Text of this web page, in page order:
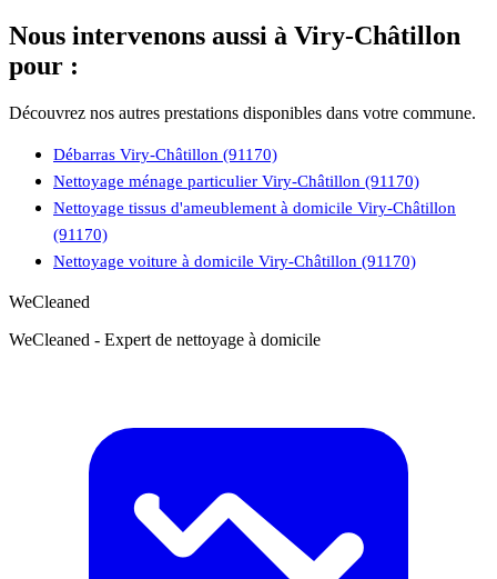
Nous intervenons aussi à Viry-Châtillon
pour :
Découvrez nos autres prestations disponibles dans votre commune.
Débarras Viry-Châtillon (91170)
Nettoyage ménage particulier Viry-Châtillon (91170)
Nettoyage tissus d'ameublement à domicile Viry-Châtillon
(91170)
Nettoyage voiture à domicile Viry-Châtillon (91170)
WeCleaned
WeCleaned - Expert de nettoyage à domicile